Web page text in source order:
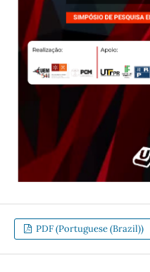
PDF (Portuguese (Brazil))